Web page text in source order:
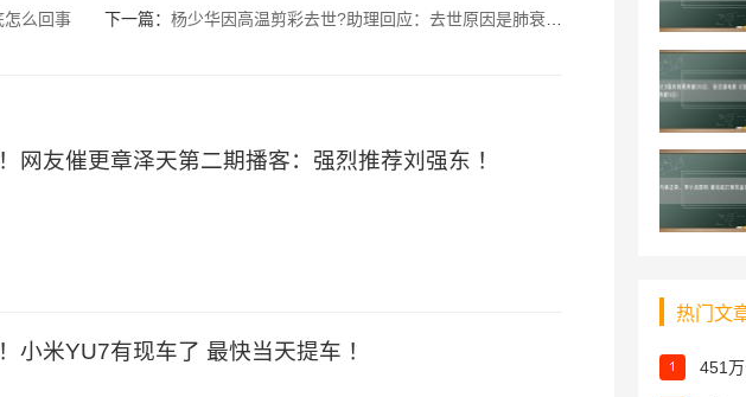
怎么回事 下一篇： 杨少华因高温剪彩去世?助理回应：去世原因是肺衰竭！
网友催更章泽天第二期播客：强烈推荐刘强东 ！
小米YU7有现车了 最快当天提车 ！
热门文